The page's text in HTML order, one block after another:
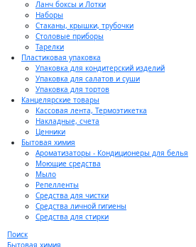
Ланч боксы и Лотки
Наборы
Стаканы, крышки, трубочки
Столовые приборы
Тарелки
Пластиковая упаковка
Упаковка для кондитерский изделий
Упаковка для салатов и суши
Упаковка для тортов
Канцелярские товары
Кассовая лента, Термоэтикетка
Накладные, счета
Ценники
Бытовая химия
Ароматизаторы - Кондиционеры для белья
Моющие средства
Мыло
Репелленты
Средства для чистки
Средства личной гигиены
Средства для стирки
Поиск